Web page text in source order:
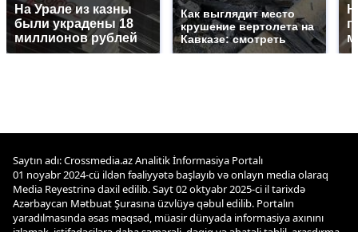
На Урале из казны
были украдены 18
миллионов рублей
Как выглядит место
крушение вертолета на
Кавказе: смотреть
Saytın adı: Crossmedia.az Analitik İnformasiya Portalı
01 noyabr 2024-cü ildən fəaliyyətə başlayıb və onlayn media olaraq
Media Reyestrinə daxil edilib. Sayt 02 oktyabr 2025-ci il tarixdə
Azərbaycan Mətbuat Şurasına üzvlüyə qəbul edilib. Portalın
yaradılmasında əsas məqsəd, müasir dünyada informasiya axınını